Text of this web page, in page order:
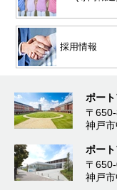
採用情報
ポー
〒
神戸
ポー
〒
神戸